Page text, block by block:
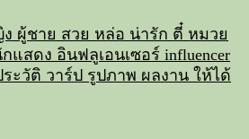
ง ผู้ชาย สวย หล่อ น่ารัก ตี๋ หมวย
สดง อินฟลูเอนเซอร์ influencer
ะวัติ วาร์ป รูปภาพ ผลงาน ให้ได้